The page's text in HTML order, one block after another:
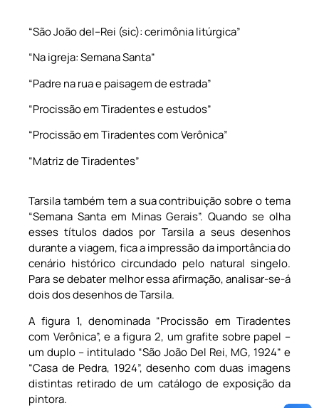
“São João del–Rei (sic): cerimônia litúrgica”
“Na igreja: Semana Santa”
“Padre na rua e paisagem de estrada”
“Procissão em Tiradentes e estudos”
“Procissão em Tiradentes com Verônica”
“Matriz de Tiradentes”
Tarsila também tem a sua contribuição sobre o tema
“Semana Santa em Minas Gerais”. Quando se olha
esses títulos dados por Tarsila a seus desenhos
durante a viagem, fica a impressão da importância do
cenário histórico circundado pelo natural singelo.
Para se debater melhor essa afirmação, analisar-se-á
dois dos desenhos de Tarsila.
A figura 1, denominada “Procissão em Tiradentes
com Verônica”, e a figura 2, um grafite sobre papel –
um duplo – intitulado “São João Del Rei, MG, 1924” e
“Casa de Pedra, 1924”, desenho com duas imagens
distintas retirado de um catálogo de exposição da
pintora.